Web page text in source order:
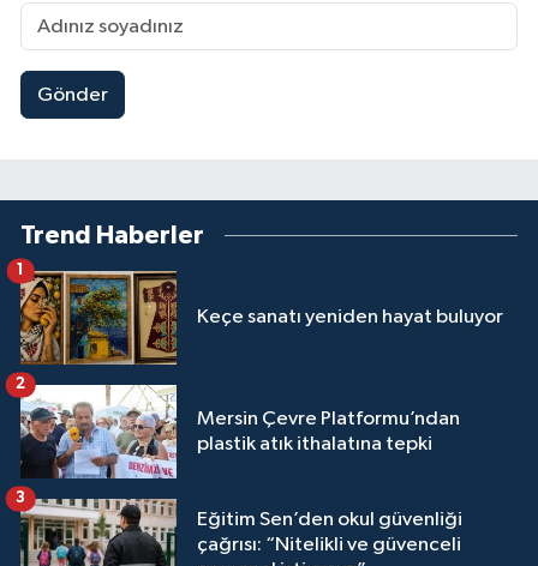
Gönder
Trend Haberler
Keçe sanatı yeniden hayat buluyor
1
Mersin Çevre Platformu’ndan
plastik atık ithalatına tepki
2
Eğitim Sen’den okul güvenliği
çağrısı: “Nitelikli ve güvenceli
3